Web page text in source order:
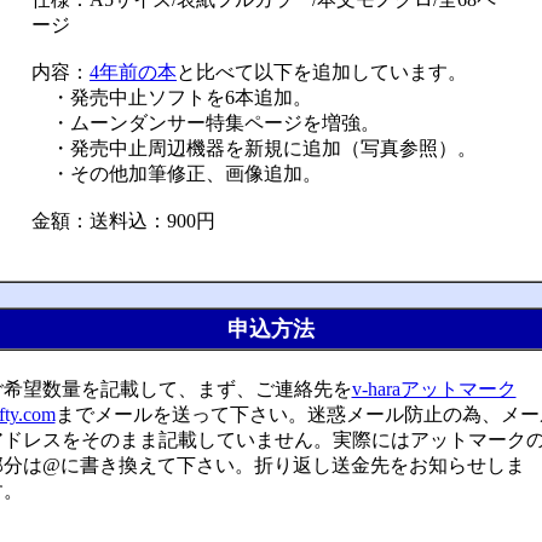
ージ
内容： 4年前の本と比べて以下を追加しています。
・発売中止ソフトを6本追加。
・ムーンダンサー特集ページを増強。
・発売中止周辺機器を新規に追加（写真参照）。
・その他加筆修正、画像追加。
金額：送料込：900円
申込方法
望数量を記載して、まず、ご連絡先をv-haraアットマーク
までメールを送って下さい。迷惑メール防止の為、メ
レスをそのまま記載していません。実際にはアットマーク
は@に書き換えて下さい。折り返し送金先をお知らせしま